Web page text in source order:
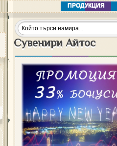
ПРОДУКЦИЯ
Сувенири Айтос